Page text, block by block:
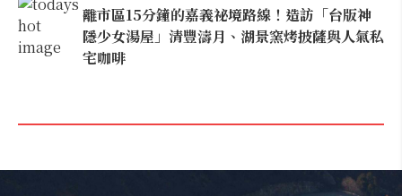
離市區15分鐘的嘉義祕境路線！造訪「台版神
隱少女湯屋」清豐濤月、湖景窯烤披薩與人氣私
宅咖啡